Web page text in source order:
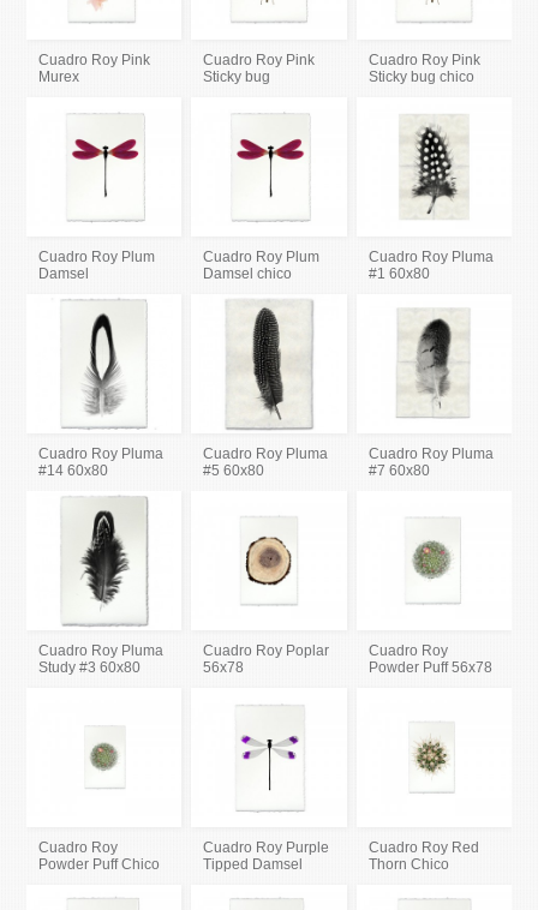
Cuadro Roy Pink
Murex
Cuadro Roy Pink
Sticky bug
Cuadro Roy Pink
Sticky bug chico
Cuadro Roy Plum
Damsel
Cuadro Roy Plum
Damsel chico
Cuadro Roy Pluma
#1 60x80
Cuadro Roy Pluma
#14 60x80
Cuadro Roy Pluma
#5 60x80
Cuadro Roy Pluma
#7 60x80
Cuadro Roy Pluma
Study #3 60x80
Cuadro Roy Poplar
56x78
Cuadro Roy
Powder Puff 56x78
Cuadro Roy
Powder Puff Chico
Cuadro Roy Purple
Tipped Damsel
Cuadro Roy Red
Thorn Chico